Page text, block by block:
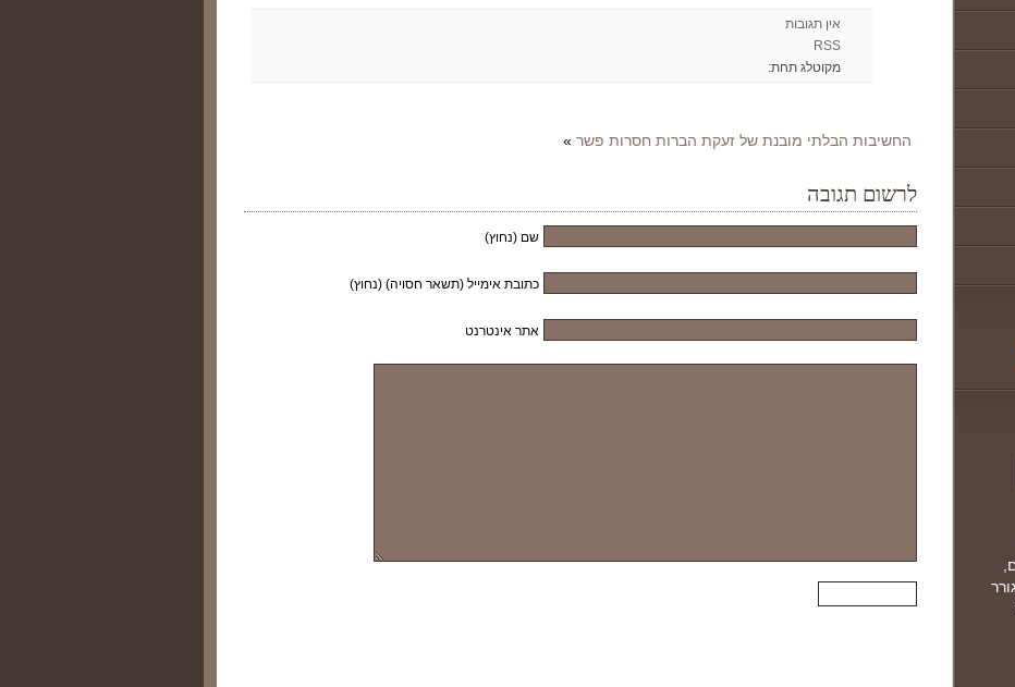
אין תגובות
RSS
מקוטלג תחת:
החשיבות הבלתי מובנת של זעקת הברות חסרות פשר »
לרשום תגובה
שם (נחוץ)
כתובת אימייל (תשאר חסויה) (נחוץ)
אתר אינטרנט